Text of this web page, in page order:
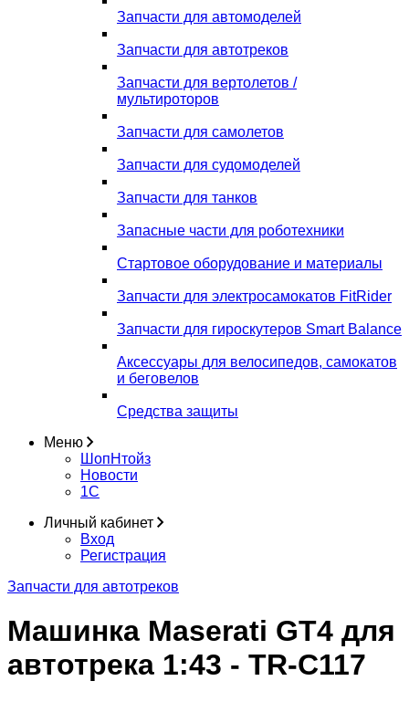
Запчасти для автомоделей
Запчасти для автотреков
Запчасти для вертолетов /
мультироторов
Запчасти для самолетов
Запчасти для судомоделей
Запчасти для танков
Запасные части для роботехники
Стартовое оборудование и материалы
Запчасти для электросамокатов FitRider
Запчасти для гироскутеров Smart Balance
Аксессуары для велосипедов, самокатов
и беговелов
Средства защиты
Меню
ШопНтойз
Новости
1C
Личный кабинет
Вход
Регистрация
Запчасти для автотреков
Машинка Maserati GT4 для
автотрека 1:43 - TR-C117